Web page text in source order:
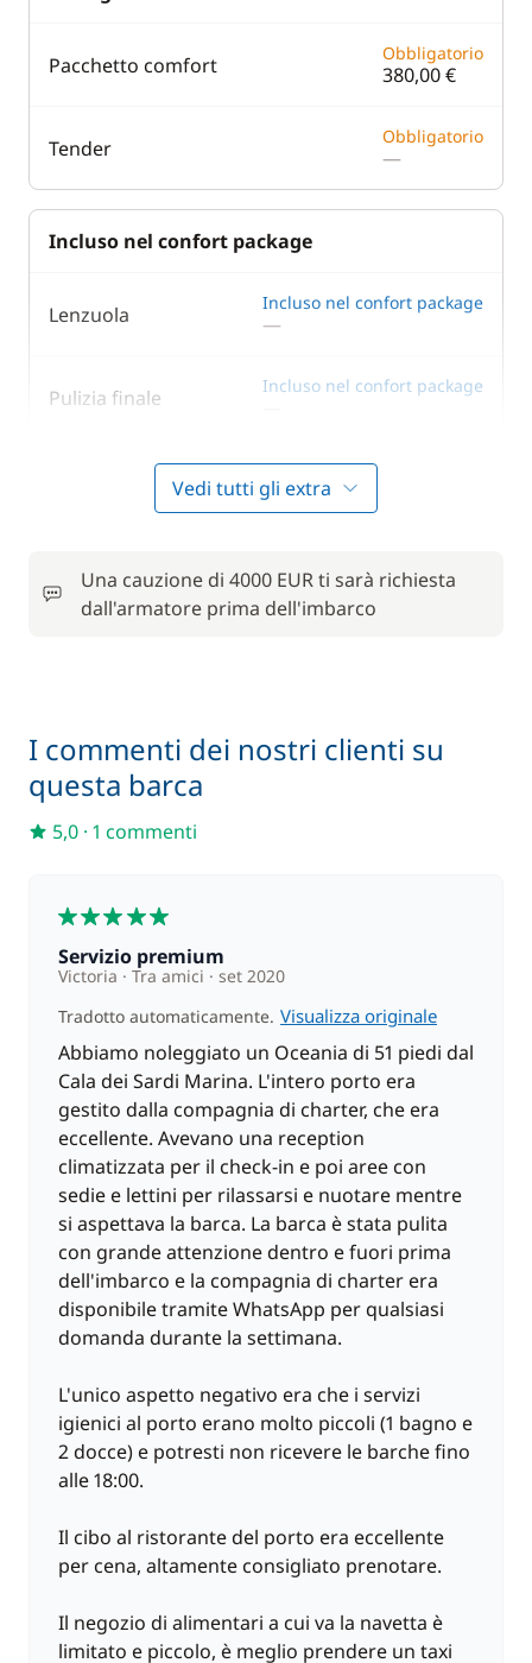
Pacchetto comfort Obbligatorio
380,00 €
Tender Obbligatorio
—
Incluso nel confort package
Lenzuola Incluso nel confort package
—
Pulizia finale Incluso nel confort package
Asciugamani
Barbecue 110,00 €
/ settimana
Motore fuoribordo
Parcheggio auto
Vedi tutti gli extra
Una cauzione di 4000 EUR ti sarà richiesta
dall'armatore prima dell'imbarco
I commenti dei nostri clienti su
questa barca
5,0 · 1 commenti
Servizio premium
Victoria Tra amici
set 2020
Tradotto automaticamente. Visualizza originale
Abbiamo noleggiato un Oceania di 51 piedi dal
Cala dei Sardi Marina. L'intero porto era
gestito dalla compagnia di charter, che era
eccellente. Avevano una reception
climatizzata per il check-in e poi aree con
sedie e lettini per rilassarsi e nuotare mentre
si aspettava la barca. La barca è stata pulita
con grande attenzione dentro e fuori prima
dell'imbarco e la compagnia di charter era
disponibile tramite WhatsApp per qualsiasi
domanda durante la settimana.
L'unico aspetto negativo era che i servizi
igienici al porto erano molto piccoli (1 bagno e
2 docce) e potresti non ricevere le barche fino
alle 18:00.
Il cibo al ristorante del porto era eccellente
per cena, altamente consigliato prenotare.
Il negozio di alimentari a cui va la navetta è
limitato e piccolo, è meglio prendere un taxi